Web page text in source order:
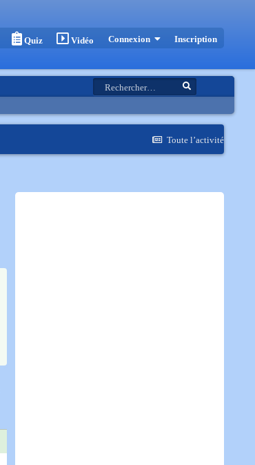
Quiz Vidéo Connexion Inscription
Toute l’activité